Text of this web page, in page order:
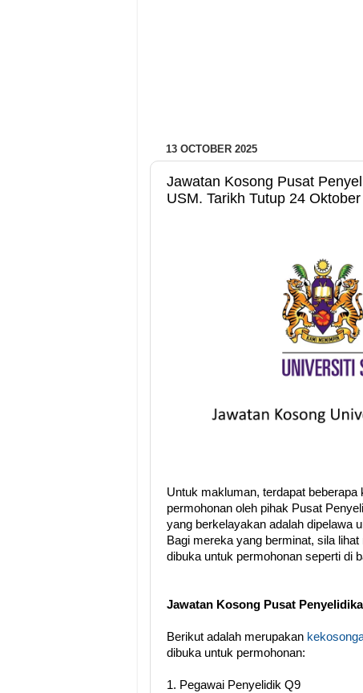
13 OCTOBER 2025
Jawatan Kosong Pusat
USM. Tarikh Tutup 24
Untuk makluman, terdapat
permohonan oleh pihak Pusat
yang berkelayakan adalah dipelawa
Bagi mereka yang berminat, sila
dibuka untuk permohonan seperti di
Jawatan Kosong Pusat
Berikut adalah merupakan
dibuka untuk permohonan:
1. Pegawai Penyelidik Q9